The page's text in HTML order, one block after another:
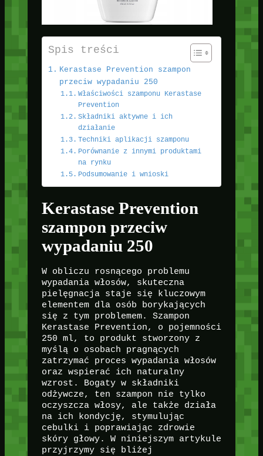
Spis treści
Kerastase Prevention szampon
przeciw wypadaniu 250
Właściwości szamponu Kerastase
Prevention
Składniki aktywne i ich
działanie
Techniki aplikacji szamponu
Porównanie z innymi produktami
na rynku
Podsumowanie i wnioski
Kerastase Prevention
szampon przeciw
wypadaniu 250
W obliczu rosnącego problemu
wypadania włosów, skuteczna
pielęgnacja staje się kluczowym
elementem dla osób borykających
się z tym problemem. Szampon
Kerastase Prevention, o pojemności
250 ml, to produkt stworzony z
myślą o osobach pragnących
zatrzymać proces wypadania włosów
oraz wspierać ich naturalny
wzrost. Bogaty w składniki
odżywcze, ten szampon nie tylko
oczyszcza włosy, ale także działa
na ich kondycję, stymulując
cebulki i poprawiając zdrowie
skóry głowy. W niniejszym artykule
przyjrzymy się bliżej